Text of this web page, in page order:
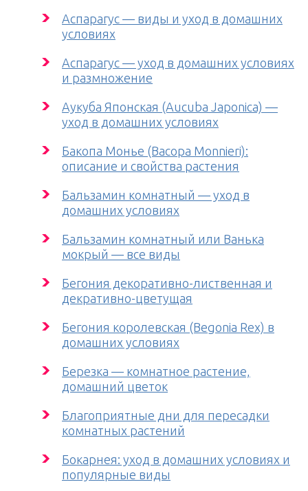
Аспарагус — виды и уход в домашних
условиях
Аспарагус — уход в домашних условиях
и размножение
Аукуба Японская (Aucuba Japonica) —
уход в домашних условиях
Бакопа Монье (Bacopa Monnieri):
описание и свойства растения
Бальзамин комнатный — уход в
домашних условиях
Бальзамин комнатный или Ванька
мокрый — все виды
Бегония декоративно-лиственная и
декративно-цветущая
Бегония королевская (Begonia Rex) в
домашних условиях
Березка — комнатное растение,
домашний цветок
Благоприятные дни для пересадки
комнатных растений
Бокарнея: уход в домашних условиях и
популярные виды